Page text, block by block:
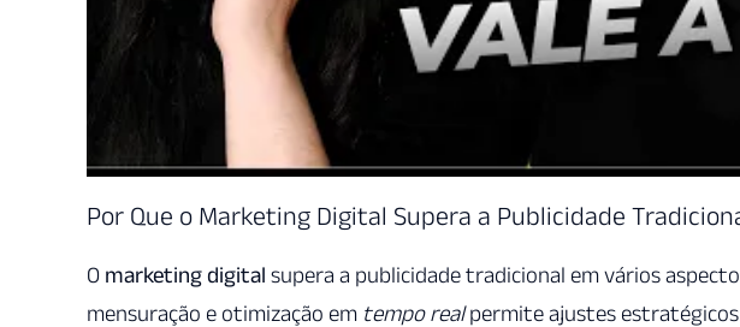
Por Que o Marketing Digital Supera a Publicidade
O marketing digital supera a publicidade tradicional em vários
mensuração e otimização em tempo realpermite ajustes